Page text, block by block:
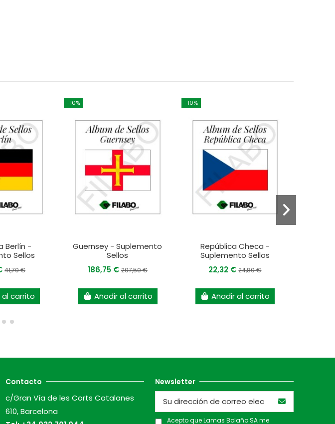
Berlín -
Sellos
41,70 €
al carrito
-10%
Guernsey - Suplemento
Sellos
186,75 €207,50 €
Añadir al carrito
-10%
República Checa -
Suplemento Sellos
22,32 €24,80 €
Añadir al carrito
Contacto
c/Gran Vía de les Corts Catalanes
610, Barcelona
Newsletter
Acepto que Lamas Bolaño SA me